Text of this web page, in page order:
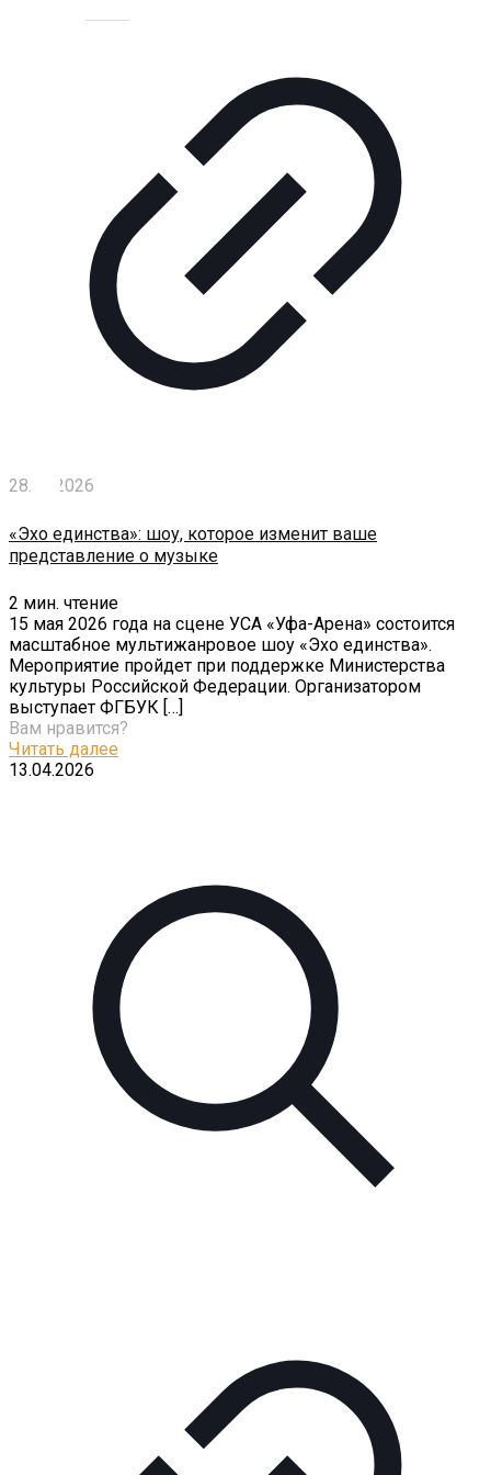
Технологии
читателя
Блокчейн
О
нас
Помощь
проекту
28.04.2026
«Эхо единства»: шоу, которое изменит ваше
представление о музыке
2 мин. чтение
15 мая 2026 года на сцене УСА «Уфа-Арена» состоится
масштабное мультижанровое шоу «Эхо единства».
Мероприятие пройдет при поддержке Министерства
культуры Российской Федерации. Организатором
выступает ФГБУК […]
Вам нравится?
Читать далее
13.04.2026